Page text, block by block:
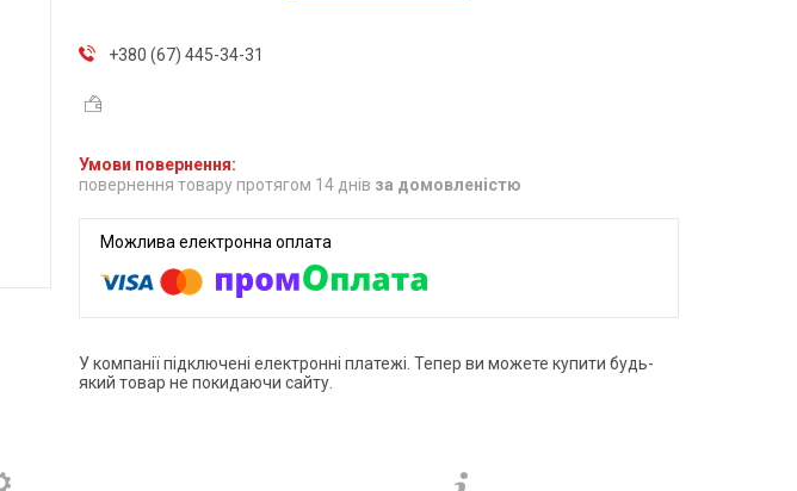
+380 (67) 445-34-31
повернення товару протягом 14 днів за домовленістю
У компанії підключені електронні платежі. Тепер ви можете купити будь-
який товар не покидаючи сайту.